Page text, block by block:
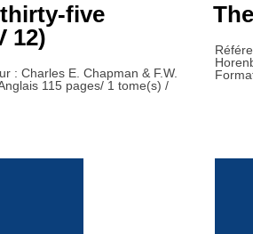
five
12)
: Charles E. Chapman & F.W.
115 pages/ 1 tome(s) /